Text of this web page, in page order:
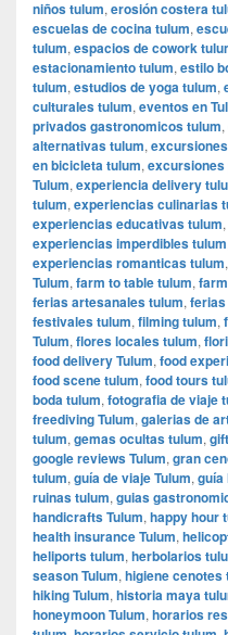
niños tulum, erosión costera
escuelas de cocina tulum,
tulum, espacios de cowork
estacionamiento tulum, estilo
tulum, estudios de yoga tulum,
culturales tulum, eventos en
privados gastronomicos tulum,
alternativas tulum,
en bicicleta tulum, excursiones
Tulum, experiencia delivery
tulum, experiencias culinarias
experiencias educativas tulum,
experiencias imperdibles tulum
experiencias romanticas tulum,
Tulum, farm to table tulum,
ferias artesanales tulum,
festivales tulum, filming tulum,
Tulum, flores locales tulum,
food delivery Tulum, food
food scene tulum, food tours
boda tulum, fotografia de viaje
freediving Tulum, galerias de
tulum, gemas ocultas tulum,
google reviews Tulum, gran
tulum, guía de viaje Tulum, guía
ruinas tulum, guias
handicrafts Tulum, happy hour
health insurance Tulum,
heliports tulum, herbolarios
season Tulum, higiene cenotes
hiking Tulum, historia maya
honeymoon Tulum, horarios